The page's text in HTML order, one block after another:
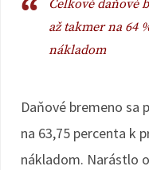
Celkové daňové
až takmer na 64
nákladom
Daňové bremeno sa
na 63,75 percenta k
nákladom. Narástlo